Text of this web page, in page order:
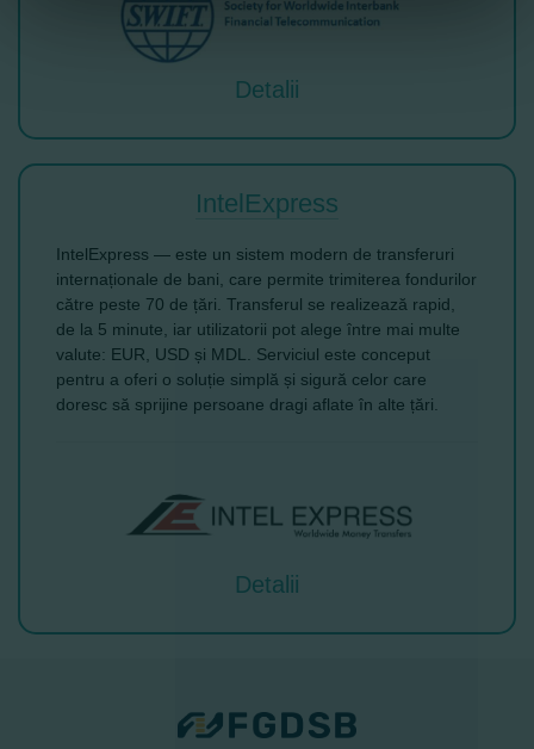
Detalii
IntelExpress
IntelExpress — este un sistem modern de transferuri
internaționale de bani, care permite trimiterea fondurilor
către peste 70 de țări. Transferul se realizează rapid,
de la 5 minute, iar utilizatorii pot alege între mai multe
valute: EUR, USD și MDL. Serviciul este conceput
pentru a oferi o soluție simplă și sigură celor care
doresc să sprijine persoane dragi aflate în alte țări.
Detalii